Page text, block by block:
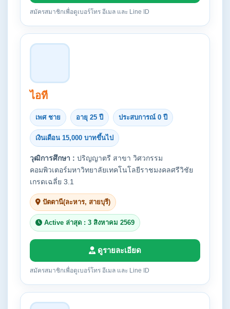
สมัครสมาชิกเพื่อดูเบอร์โทร อีเมล และ Line ID
ไอที
เพศ ชาย อายุ 25 ปี ประสบการณ์ 0 ปี
เงินเดือน 15,000 บาทขึ้นไป
วุฒิการศึกษา : ปริญญาตรี สาขา วิศวกรรม
คอมพิวเตอร์มหาวิทยาลัยเทคโนโลยีราชมงคลศรีวิชัย
เกรดเฉลี่ย 3.1
ปัตตานี(ละหาร, สายบุรี)
Active ล่าสุด : 3 สิงหาคม 2569
ดูรายละเอียด
สมัครสมาชิกเพื่อดูเบอร์โทร อีเมล และ Line ID